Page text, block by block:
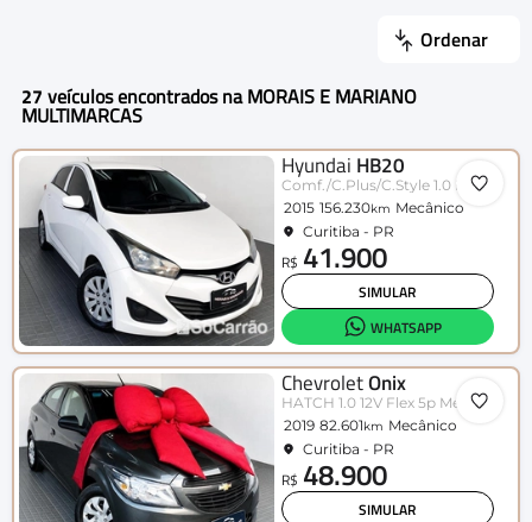
Ordenar
27 veículos encontrados na MORAIS E MARIANO
MULTIMARCAS
Hyundai HB20
Comf./C.Plus/C.Style 1.0 Flex 12V
2015 156.230km Mecânico
Curitiba - PR
R$ 41.900
SIMULAR
WHATSAPP
ChevroletOnix
HATCH 1.0 12V Flex 5p Mec.
2019 82.601km Mecânico
Curitiba - PR
R$ 48.900
SIMULAR